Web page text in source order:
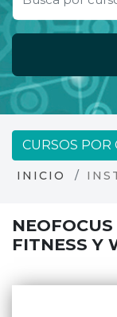
CURSOS POR
INICIO
FITNESS Y